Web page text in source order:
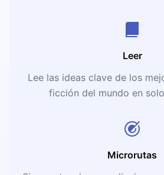
Leer
Lee las ideas clave de los
ficción del mundo en
Microrutas